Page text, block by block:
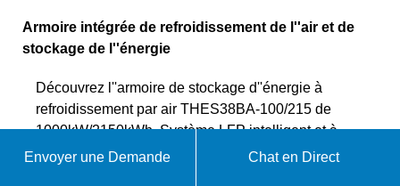
Armoire intégrée de refroidissement de l''air et de
stockage de l''énergie
Découvrez l''armoire de stockage d''énergie à
refroidissement par air THES38BA-100/215 de
1000kW/2150kWh. Système LFP intelligent et à
haut rendement pour les centres de données,
Envoyer une Demande Chat en Direct